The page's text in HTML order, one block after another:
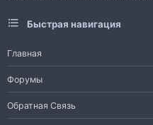
Быстрая навигация
Главная
Форумы
Обратная Связь